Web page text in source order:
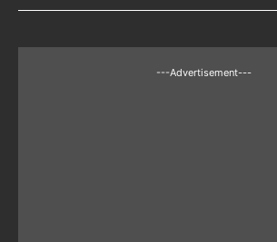
---Advertisement---